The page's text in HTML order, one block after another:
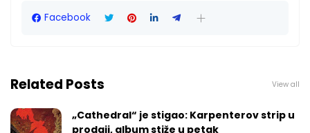
Facebook
Related Posts View all
„Cathedral“ je stigao: Karpenterov strip u
prodaji, album stiže u petak